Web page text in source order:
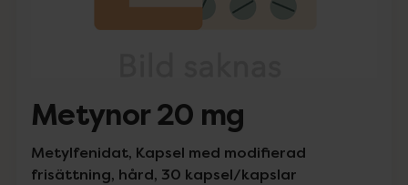
Metynor 20 mg
Metylfenidat, Kapsel med modifierad
frisättning, hård, 30 kapsel/kapslar